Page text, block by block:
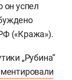
он успел
(«Кража»).
„Рубина“